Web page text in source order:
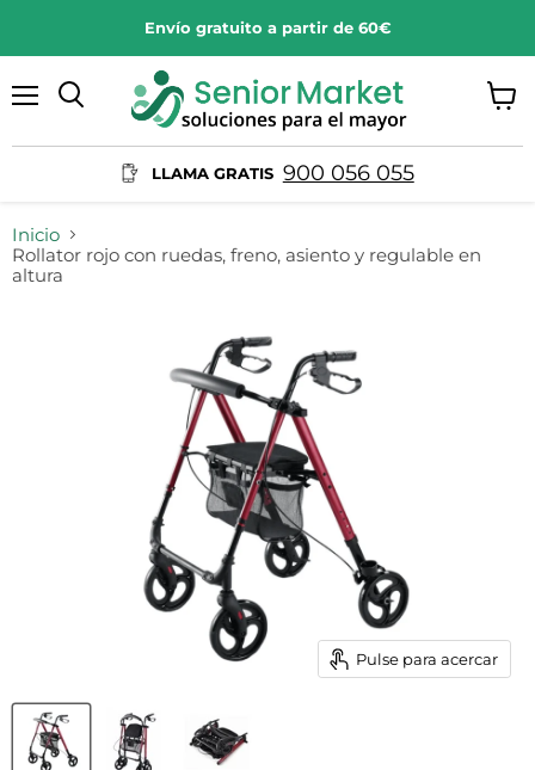
Envío gratuito a partir de 60€
LLAMA GRATIS 900 056 055
Inicio
Rollator rojo con ruedas, freno, asiento y regulable en
altura
Pulse para acercar